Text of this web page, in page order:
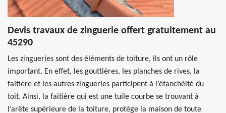
Devis travaux de zinguerie offert gratuitement au
45290
Les zingueries sont des éléments de toiture, ils ont un rôle
important. En effet, les gouttières, les planches de rives, la
faitière et les autres zingueries participent à l’étanchéité du
toit. Ainsi, la faitière qui est une tuile courbe se trouvant à
l’arête supérieure de la toiture, protège la maison de toute